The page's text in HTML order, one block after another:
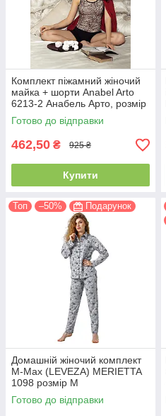
Комплект піжамний жіночий
майка + шорти Anabel Arto
6213-2 Анабель Арто, розмір
42
Готово до відправки
462,50 ₴ 925 ₴
Купити
Топ –50% Подарунок
Домашній жіночий комплект
M-Max (LEVEZA) MERIETTA
1098 розмір М
Готово до відправки